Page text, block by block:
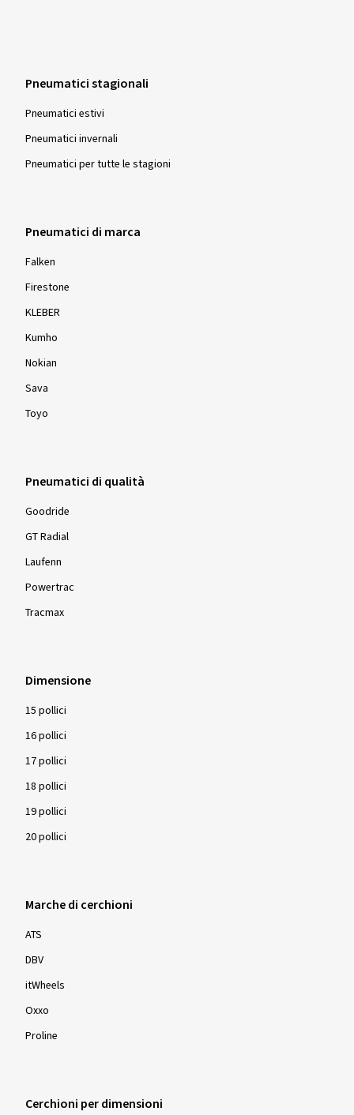
Pneumatici stagionali
Pneumatici estivi
Pneumatici invernali
Pneumatici per tutte le stagioni
Pneumatici di marca
Falken
Firestone
KLEBER
Kumho
Nokian
Sava
Toyo
Pneumatici di qualità
Goodride
GT Radial
Laufenn
Powertrac
Tracmax
Dimensione
15 pollici
16 pollici
17 pollici
18 pollici
19 pollici
20 pollici
Marche di cerchioni
ATS
DBV
itWheels
Oxxo
Proline
Cerchioni per dimensioni